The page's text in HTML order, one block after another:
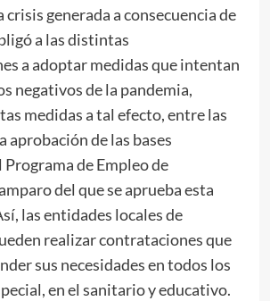
generada a consecuencia de
a las distintas
a adoptar medidas que intentan
negativos de la pandemia,
medidas a tal efecto, entre las
aprobación de las bases
de Empleo de
del que se aprueba esta
las entidades locales de
realizar contrataciones que
sus necesidades en todos los
en el sanitario y educativo.